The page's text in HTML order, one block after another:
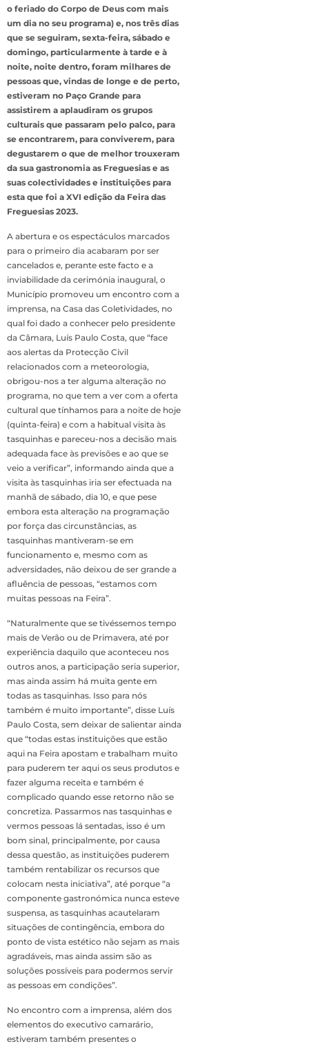
o feriado do Corpo de Deus com mais
um dia no seu programa) e, nos três dias
que se seguiram, sexta-feira, sábado e
domingo, particularmente à tarde e à
noite, noite dentro, foram milhares de
pessoas que, vindas de longe e de perto,
estiveram no Paço Grande para
assistirem a aplaudiram os grupos
culturais que passaram pelo palco, para
se encontrarem, para conviverem, para
degustarem o que de melhor trouxeram
da sua gastronomia as Freguesias e as
suas colectividades e instituições para
esta que foi a XVI edição da Feira das
Freguesias 2023.
A abertura e os espectáculos marcados
para o primeiro dia acabaram por ser
cancelados e, perante este facto e a
inviabilidade da cerimónia inaugural, o
Município promoveu um encontro com a
imprensa, na Casa das Coletividades, no
qual foi dado a conhecer pelo presidente
da Câmara, Luís Paulo Costa, que “face
aos alertas da Protecção Civil
relacionados com a meteorologia,
obrigou-nos a ter alguma alteração no
programa, no que tem a ver com a oferta
cultural que tínhamos para a noite de hoje
(quinta-feira) e com a habitual visita às
tasquinhas e pareceu-nos a decisão mais
adequada face às previsões e ao que se
veio a verificar”, informando ainda que a
visita às tasquinhas iria ser efectuada na
manhã de sábado, dia 10, e que pese
embora esta alteração na programação
por força das circunstâncias, as
tasquinhas mantiveram-se em
funcionamento e, mesmo com as
adversidades, não deixou de ser grande a
afluência de pessoas, “estamos com
muitas pessoas na Feira”.
“Naturalmente que se tivéssemos tempo
mais de Verão ou de Primavera, até por
experiência daquilo que aconteceu nos
outros anos, a participação seria superior,
mas ainda assim há muita gente em
todas as tasquinhas. Isso para nós
também é muito importante”, disse Luís
Paulo Costa, sem deixar de salientar ainda
que “todas estas instituições que estão
aqui na Feira apostam e trabalham muito
para puderem ter aqui os seus produtos e
fazer alguma receita e também é
complicado quando esse retorno não se
concretiza. Passarmos nas tasquinhas e
vermos pessoas lá sentadas, isso é um
bom sinal, principalmente, por causa
dessa questão, as instituições puderem
também rentabilizar os recursos que
colocam nesta iniciativa”, até porque “a
componente gastronómica nunca esteve
suspensa, as tasquinhas acautelaram
situações de contingência, embora do
ponto de vista estético não sejam as mais
agradáveis, mas ainda assim são as
soluções possíveis para podermos servir
as pessoas em condições”.
No encontro com a imprensa, além dos
elementos do executivo camarário,
estiveram também presentes o